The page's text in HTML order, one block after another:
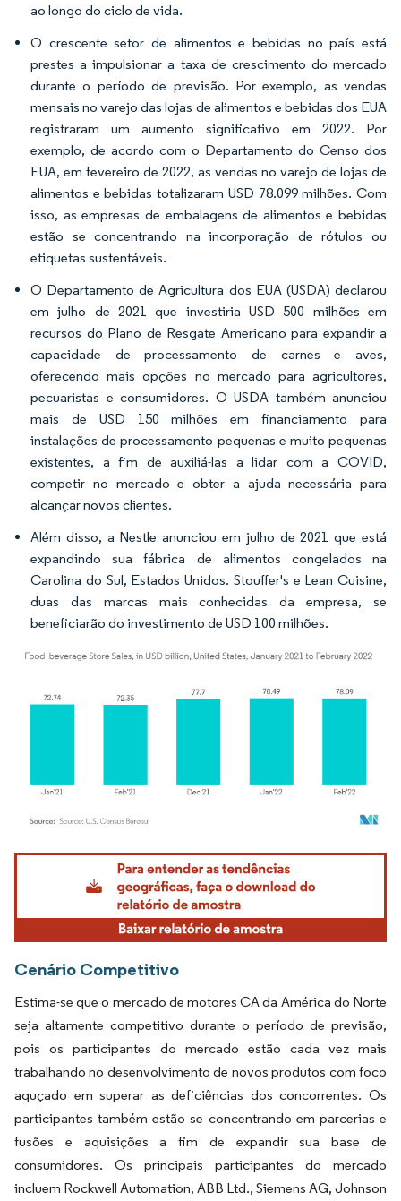
ao longo do ciclo de vida.
O crescente setor de alimentos e bebidas no país está
prestes a impulsionar a taxa de crescimento do mercado
durante o período de previsão. Por exemplo, as vendas
mensais no varejo das lojas de alimentos e bebidas dos EUA
registraram um aumento significativo em 2022. Por
exemplo, de acordo com o Departamento do Censo dos
EUA, em fevereiro de 2022, as vendas no varejo de lojas de
alimentos e bebidas totalizaram USD 78.099 milhões. Com
isso, as empresas de embalagens de alimentos e bebidas
estão se concentrando na incorporação de rótulos ou
etiquetas sustentáveis.
O Departamento de Agricultura dos EUA (USDA) declarou
em julho de 2021 que investiria USD 500 milhões em
recursos do Plano de Resgate Americano para expandir a
capacidade de processamento de carnes e aves,
oferecendo mais opções no mercado para agricultores,
pecuaristas e consumidores. O USDA também anunciou
mais de USD 150 milhões em financiamento para
instalações de processamento pequenas e muito pequenas
existentes, a fim de auxiliá-las a lidar com a COVID,
competir no mercado e obter a ajuda necessária para
alcançar novos clientes.
Além disso, a Nestle anunciou em julho de 2021 que está
expandindo sua fábrica de alimentos congelados na
Carolina do Sul, Estados Unidos. Stouffer's e Lean Cuisine,
duas das marcas mais conhecidas da empresa, se
beneficiarão do investimento de USD 100 milhões.
Imagem © Mordor Intelligence. O reuso requer atribuição conforme CC BY 4.0.
Cenário Competitivo
Estima-se que o mercado de motores CA da América do Norte
seja altamente competitivo durante o período de previsão,
pois os participantes do mercado estão cada vez mais
trabalhando no desenvolvimento de novos produtos com foco
aguçado em superar as deficiências dos concorrentes. Os
participantes também estão se concentrando em parcerias e
fusões e aquisições a fim de expandir sua base de
consumidores. Os principais participantes do mercado
incluem Rockwell Automation, ABB Ltd., Siemens AG, Johnson